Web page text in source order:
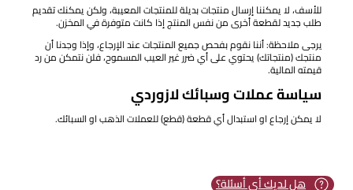
للأسف، لا يمكننا إرسال منتجات بديلة للمنتجات المعيبة، ولكن يمكنك تقديم
طلب جديد لقطعة أخرى من نفس المنتج إذا كانت متوفرة في المخزن.
يرجى ملاحظة: أننا نقوم بفحص جميع المنتجات عند الإرجاع، وإذا وجدنا أن
منتجك (منتجاتك) يحتوي على أي ضرر غير العيب المسموح، فلن نتمكن من رد
قيمته المالية.
سياسة عملات وسبائك لازوردي
لا يمكن إرجاع او استبدال أي قطعة (قطع) للعملات الذهب او السبائك.
هل لديك أي أسئلة؟